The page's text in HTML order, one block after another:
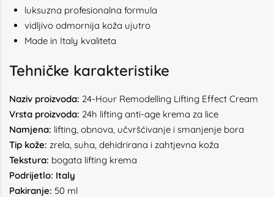
luksuzna profesionalna formula
vidljivo odmornija koža ujutro
Made in Italy kvaliteta
Tehničke karakteristike
Naziv proizvoda: 24-Hour Remodelling Lifting Effect Cream
Vrsta proizvoda: 24h lifting anti-age krema za lice
Namjena: lifting, obnova, učvršćivanje i smanjenje bora
Tip kože: zrela, suha, dehidrirana i zahtjevna koža
Tekstura: bogata lifting krema
Podrijetlo: Italy
Pakiranje: 50 ml